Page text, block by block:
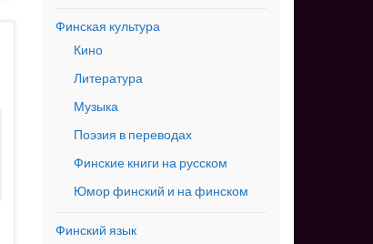
Финская культура
Кино
Литература
Музыка
Поэзия в переводах
Финские книги на русском
Юмор финский и на финском
Финский язык